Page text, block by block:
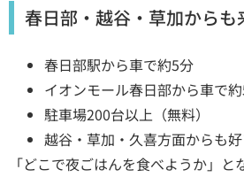
春日部・越谷・草加からも
春日部駅から車で約5分
イオンモール春日部から車で
駐車場200台以上（無料）
越谷・草加・久喜方面からも
「どこで夜ごはんを食べようか」と